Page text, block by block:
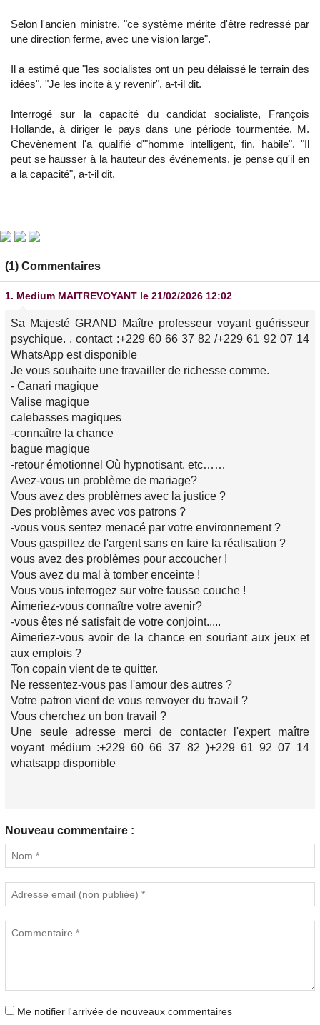
Selon l'ancien ministre, "ce système mérite d'être redressé par
une direction ferme, avec une vision large".
Il a estimé que "les socialistes ont un peu délaissé le terrain des
idées". "Je les incite à y revenir", a-t-il dit.
Interrogé sur la capacité du candidat socialiste, François
Hollande, à diriger le pays dans une période tourmentée, M.
Chevènement l'a qualifié d'"homme intelligent, fin, habile". "Il
peut se hausser à la hauteur des événements, je pense qu'il en
a la capacité", a-t-il dit.
(1) Commentaires
1. Medium MAITREVOYANT le 21/02/2026 12:02
Sa Majesté GRAND Maître professeur voyant guérisseur
psychique. . contact :+229 60 66 37 82 /+229 61 92 07 14
WhatsApp est disponible
Je vous souhaite une travailler de richesse comme.
- Canari magique
Valise magique
calebasses magiques
-connaître la chance
bague magique
-retour émotionnel Où hypnotisant. etc……
Avez-vous un problème de mariage?
Vous avez des problèmes avec la justice ?
Des problèmes avec vos patrons ?
-vous vous sentez menacé par votre environnement ?
Vous gaspillez de l'argent sans en faire la réalisation ?
vous avez des problèmes pour accoucher !
Vous avez du mal à tomber enceinte !
Vous vous interrogez sur votre fausse couche !
Aimeriez-vous connaître votre avenir?
-vous êtes né satisfait de votre conjoint.....
Aimeriez-vous avoir de la chance en souriant aux jeux et
aux emplois ?
Ton copain vient de te quitter.
Ne ressentez-vous pas l'amour des autres ?
Votre patron vient de vous renvoyer du travail ?
Vous cherchez un bon travail ?
Une seule adresse merci de contacter l'expert maître
voyant médium :+229 60 66 37 82 )+229 61 92 07 14
whatsapp disponible
Nouveau commentaire :
Me notifier l'arrivée de nouveaux commentaires